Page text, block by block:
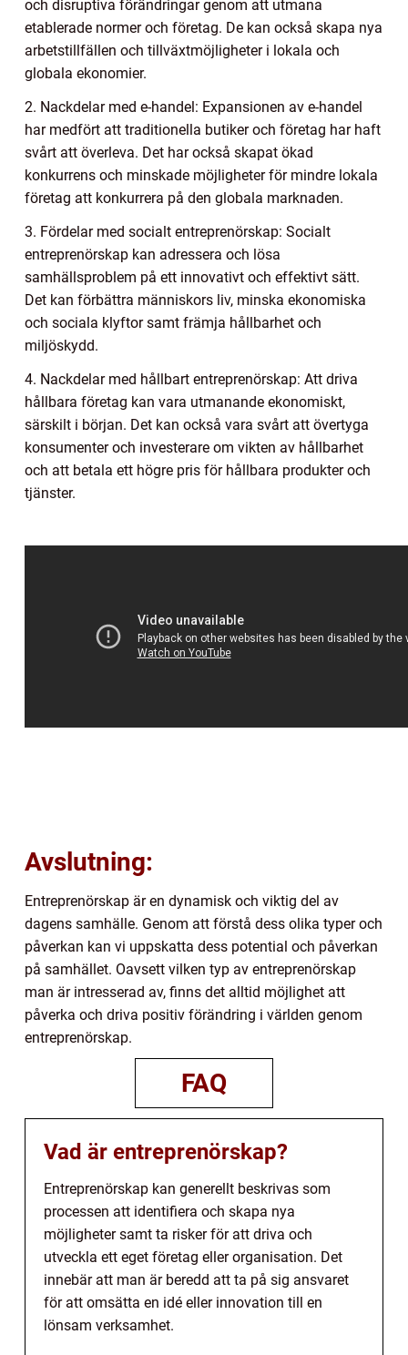
och disruptiva förändringar genom att utmana
etablerade normer och företag. De kan också skapa nya
arbetstillfällen och tillväxtmöjligheter i lokala och
globala ekonomier.
2. Nackdelar med e-handel: Expansionen av e-handel
har medfört att traditionella butiker och företag har haft
svårt att överleva. Det har också skapat ökad
konkurrens och minskade möjligheter för mindre lokala
företag att konkurrera på den globala marknaden.
3. Fördelar med socialt entreprenörskap: Socialt
entreprenörskap kan adressera och lösa
samhällsproblem på ett innovativt och effektivt sätt.
Det kan förbättra människors liv, minska ekonomiska
och sociala klyftor samt främja hållbarhet och
miljöskydd.
4. Nackdelar med hållbart entreprenörskap: Att driva
hållbara företag kan vara utmanande ekonomiskt,
särskilt i början. Det kan också vara svårt att övertyga
konsumenter och investerare om vikten av hållbarhet
och att betala ett högre pris för hållbara produkter och
tjänster.
Avslutning:
Entreprenörskap är en dynamisk och viktig del av
dagens samhälle. Genom att förstå dess olika typer och
påverkan kan vi uppskatta dess potential och påverkan
på samhället. Oavsett vilken typ av entreprenörskap
man är intresserad av, finns det alltid möjlighet att
påverka och driva positiv förändring i världen genom
entreprenörskap.
FAQ
Vad är entreprenörskap?
Entreprenörskap kan generellt beskrivas som
processen att identifiera och skapa nya
möjligheter samt ta risker för att driva och
utveckla ett eget företag eller organisation. Det
innebär att man är beredd att ta på sig ansvaret
för att omsätta en idé eller innovation till en
lönsam verksamhet.